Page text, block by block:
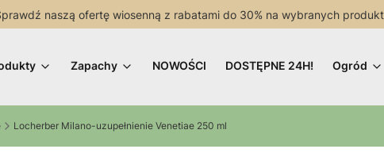
naszą ofertę wiosenną z rabatami do 30% na wybranych
Zapachy NOWOŚCI DOSTĘPNE 24H! Ogród
Locherber Milano-uzupełnienie Venetiae 250 ml